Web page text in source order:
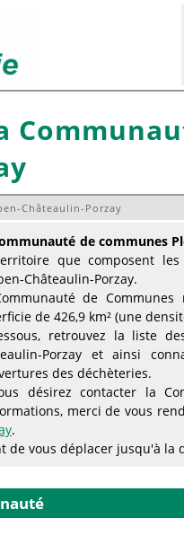
Châteaulin-Porzay
de communes
que composent
Châteaulin-Porzay.
de
de 426,9 km² (une
retrouvez la liste
Porzay et ainsi
des déchèteries.
désirez contacter la
merci de vous
.
de vous déplacer jusqu'à la